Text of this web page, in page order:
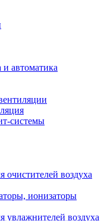
и автоматика
системы
очистителей воздуха
ионизаторы
увлажнителей воздуха